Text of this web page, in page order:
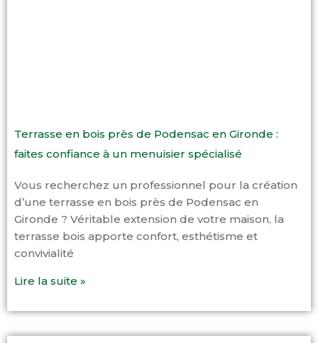
Terrasse en bois près de Podensac en Gironde :
faites confiance à un menuisier spécialisé
Vous recherchez un professionnel pour la création
d’une terrasse en bois près de Podensac en
Gironde ? Véritable extension de votre maison, la
terrasse bois apporte confort, esthétisme et
convivialité
Lire la suite »